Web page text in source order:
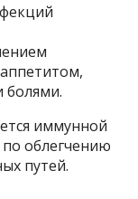
болями.
иммунной
облегчению
путей.